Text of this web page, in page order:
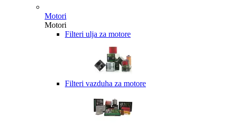
Motori
Motori
Filteri ulja za motore
Filteri vazduha za motore